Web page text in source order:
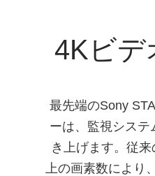
4Kビデ
最先端のSony
ーは、監視システ
き上げます。従
上の画素数により